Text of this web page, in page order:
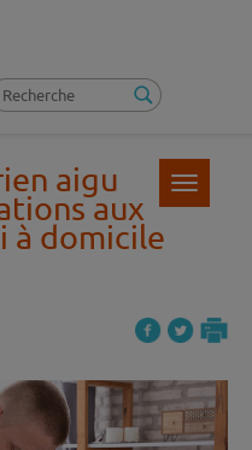
Toggle
aigu
aux
à domicile